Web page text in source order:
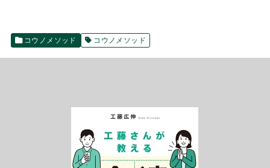
コウノメソッド コウノメソッド